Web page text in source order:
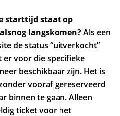
starttijd staat op
langskomen?Als een
de status “uitverkocht”
voor die specifieke
beschikbaar zijn. Het is
vooraf gereserveerd
binnen te gaan. Alleen
ticket voor het